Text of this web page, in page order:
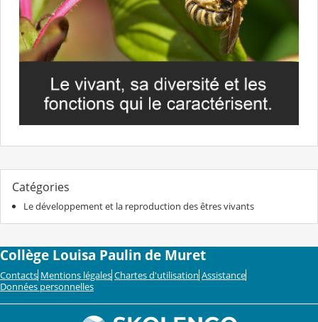
Catégories
Le développement et la reproduction des êtres vivants
Collège Louisa Paulin de Muret
Contacts Mentions légales Chartes d'utilisation Assistance
Données personnelles